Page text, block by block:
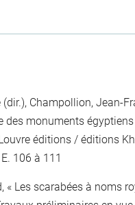
(dir.), Champollion, Jean-
des monuments
éditions / éditions
106 à 111
« Les scarabées à noms